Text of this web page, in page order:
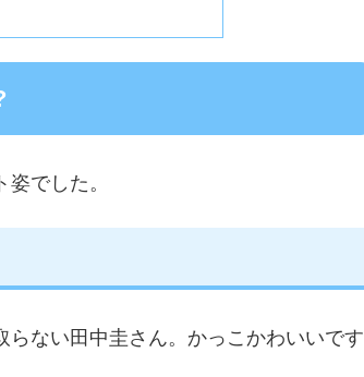
でした。
ない田中圭さん。かっこかわいいです